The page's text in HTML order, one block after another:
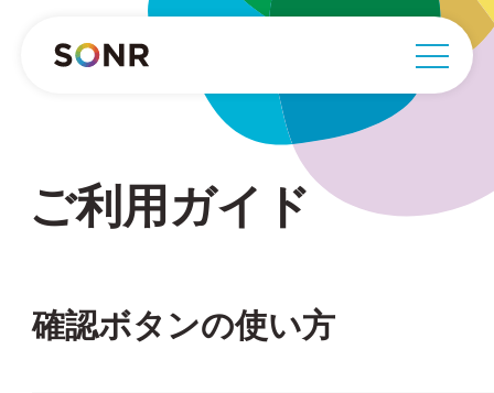
ご利用ガイド
確認ボタンの使い方